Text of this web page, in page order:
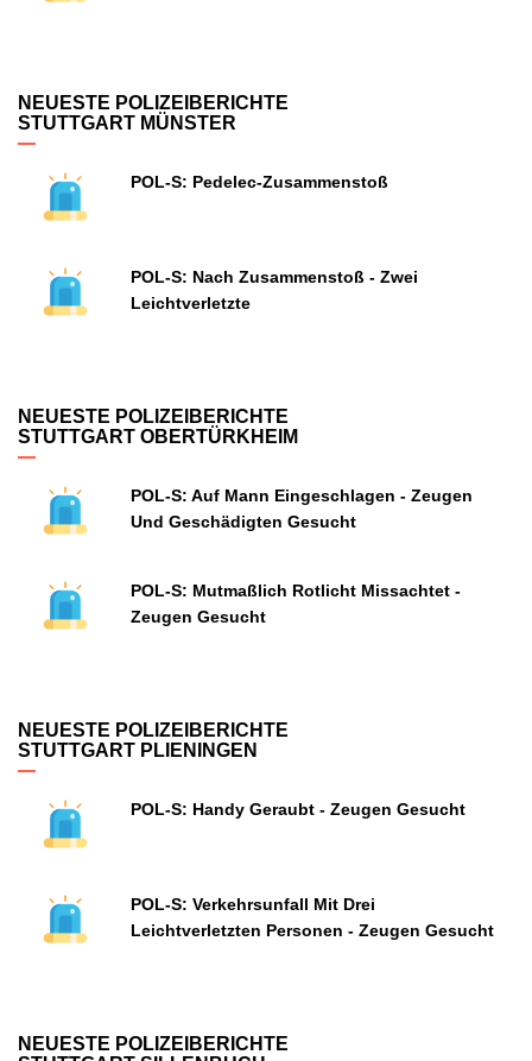
NEUESTE POLIZEIBERICHTE
STUTTGART MÜNSTER
POL-S: Pedelec-Zusammenstoß
POL-S: Nach Zusammenstoß - Zwei
Leichtverletzte
NEUESTE POLIZEIBERICHTE
STUTTGART OBERTÜRKHEIM
POL-S: Auf Mann Eingeschlagen - Zeugen
Und Geschädigten Gesucht
POL-S: Mutmaßlich Rotlicht Missachtet -
Zeugen Gesucht
NEUESTE POLIZEIBERICHTE
STUTTGART PLIENINGEN
POL-S: Handy Geraubt - Zeugen Gesucht
POL-S: Verkehrsunfall Mit Drei
Leichtverletzten Personen - Zeugen Gesucht
NEUESTE POLIZEIBERICHTE